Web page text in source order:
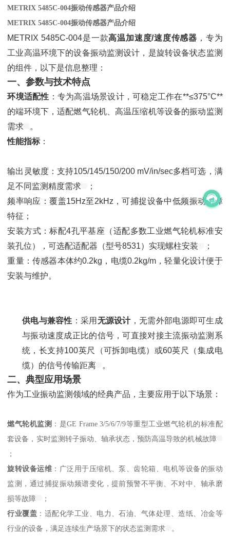
METRIX 5485C-004振动传感器产品介绍
METRIX 5485C-004振动传感器产品介绍
METRIX 5485C-004是一款高温加速度/速度传感器 ，专为
工业高温环境下的设备振动监测设计，是旋转设备状态监测
的组件，以下是信息整理：
一、参数与技术特点
环境适配性 ：专为高温场景设计，可稳定工作在**≤375°C**
的端环境下，适配燃气轮机、高温压缩机等设备的振动监测
需求
。
性能指标：
输出灵敏度：支持105/145/150/200 mV/in/sec多档可选，满
足不同监测精度需求
；
频率响应：覆盖15Hz至2kHz，可捕捉设备中低频振动故障
特征；
安装方式：标配4孔平基座（适配多数工业燃气轮机标准安
装孔位），可选配适配器（型号8531）实现螺柱安装
；
重量：传感器本体约0.2kg，电缆0.2kg/m，轻量化设计便于
安装与维护。
供电与兼容性 ：采用 无源设计，无需外部电源即可生成
与振动速度成正比的信号，可直接对接主流振动监测系
统，长支持100英尺（可拆卸电缆）或60英尺（集成电
缆）的信号传输距离
。
二、典型应用场景
作为工业振动监测领域的经典产品，主要应用于以下场景：
燃气轮机监测 ：是GE Frame 3/5/6/7/9等重型工业燃气轮机的标准配
套设备，实时监测转子振动、轴承状态，预防高温导致的机械故障
；
旋转设备运维 ：广泛用于压缩机、泵、齿轮箱、电机等设备的振动
监测，通过捕捉振动频谱变化，提前预警不平衡、不对中、轴承磨
损等故障
；
行业覆盖 ：适配化学工业、电力、石油、气体处理、造纸、冶金等
行业的设备，满足连续生产场景下的状态监测需求
。